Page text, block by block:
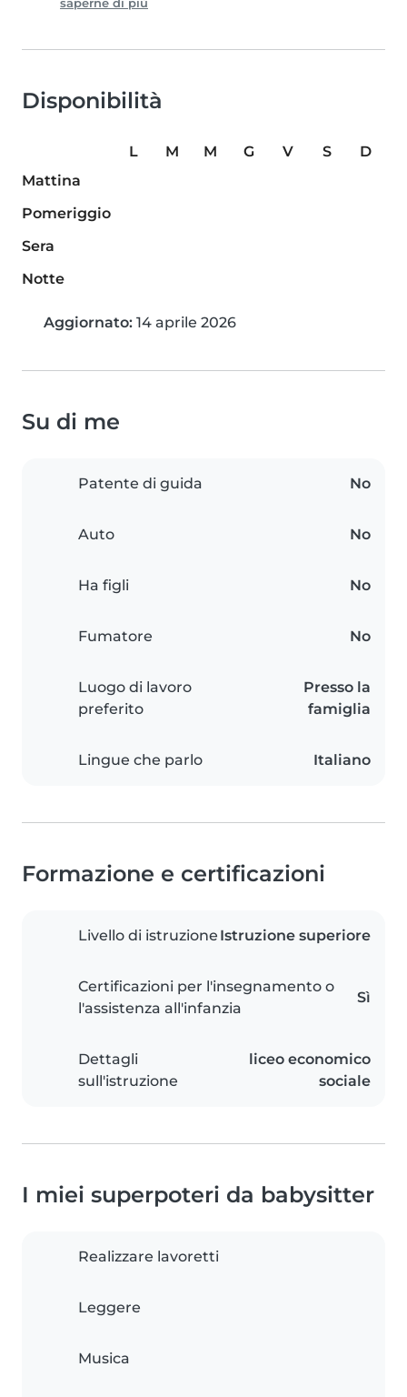
saperne di più
Disponibilità
L M M G V S
D
Mattina
Pomeriggio
Sera
Notte
Aggiornato: 14 aprile 2026
Su di me
Patente di guida No
Auto No
Ha figli No
Fumatore No
Luogo di lavoro
preferito
Presso la
famiglia
Lingue che parlo Italiano
Formazione e certificazioni
Livello di istruzione Istruzione superiore
Certificazioni per l'insegnamento o
l'assistenza all'infanzia
Sì
Dettagli
sull'istruzione
liceo economico
sociale
I miei superpoteri da babysitter
Realizzare lavoretti
Leggere
Musica